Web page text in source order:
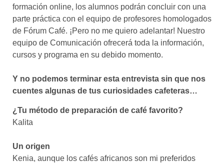
formación online, los alumnos podrán concluir con una
parte práctica con el equipo de profesores homologados
de Fórum Café. ¡Pero no me quiero adelantar! Nuestro
equipo de Comunicación ofrecerá toda la información,
cursos y programa en su debido momento.
Y no podemos terminar esta entrevista sin que nos
cuentes algunas de tus curiosidades cafeteras…
¿Tu método de preparación de café favorito?
Kalita
Un origen
Kenia, aunque los cafés africanos son mi preferidos